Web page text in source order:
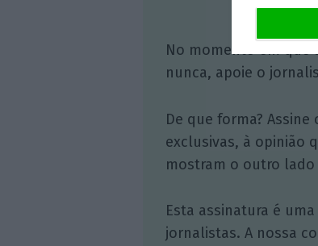
No momento em que
nunca, apoie o
De que forma?
exclusivas, à opinião
mostram o outro
Esta assinatura é
jornalistas. A nossa